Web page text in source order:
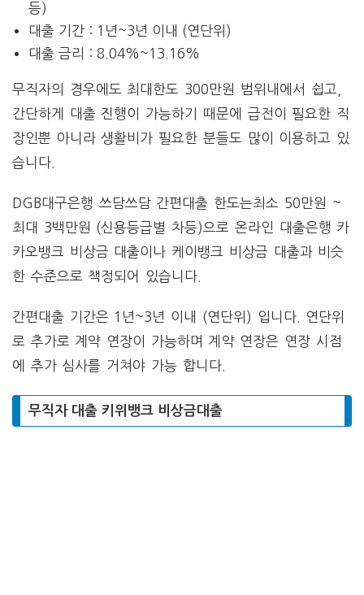
등)
대출 기간 : 1년~3년 이내 (연단위)
대출 금리 : 8.04%~13.16%
무직자의 경우에도 최대한도 300만원 범위내에서 쉽고,
간단하게 대출 진행이 가능하기 때문에 급전이 필요한 직
장인뿐 아니라 생활비가 필요한 분들도 많이 이용하고 있
습니다.
DGB대구은행 쓰담쓰담 간편대출 한도는최소 50만원 ~
최대 3백만원 (신용등급별 차등)으로 온라인 대출은행 카
카오뱅크 비상금 대출이나 케이뱅크 비상금 대출과 비슷
한 수준으로 책정되어 있습니다.
간편대출 기간은 1년~3년 이내 (연단위) 입니다. 연단위
로 추가로 계약 연장이 가능하며 계약 연장은 연장 시점
에 추가 심사를 거쳐야 가능 합니다.
무직자 대출 키위뱅크 비상금대출